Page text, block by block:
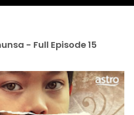
- Full Episode 15